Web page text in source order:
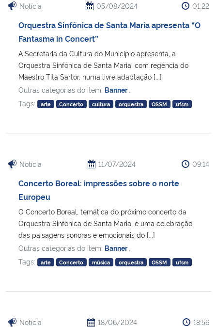
Notícia 05/08/2024 01:22
Orquestra Sinfônica de Santa Maria apresenta “O
Fantasma in Concert”
A Secretaria da Cultura do Municipio apresenta, a
Orquestra Sinfônica de Santa Maria, com regência do
Maestro Tita Sartor, numa livre adaptação [...]
Outras categorias do item: Banner
Tags:
arte Concerto cultura orquestra OSSM ufsm
Notícia 11/07/2024 09:14
Concerto Boreal: impressões sobre o norte
Europeu
O Concerto Boreal, temática do próximo concerto da
Orquestra Sinfônica de Santa Maria, é uma celebração
das paisagens sonoras e emocionais do [...]
Outras categorias do item: Banner
Tags:
arte Concerto música orquestra OSSM ufsm
Notícia 18/06/2024 18:56